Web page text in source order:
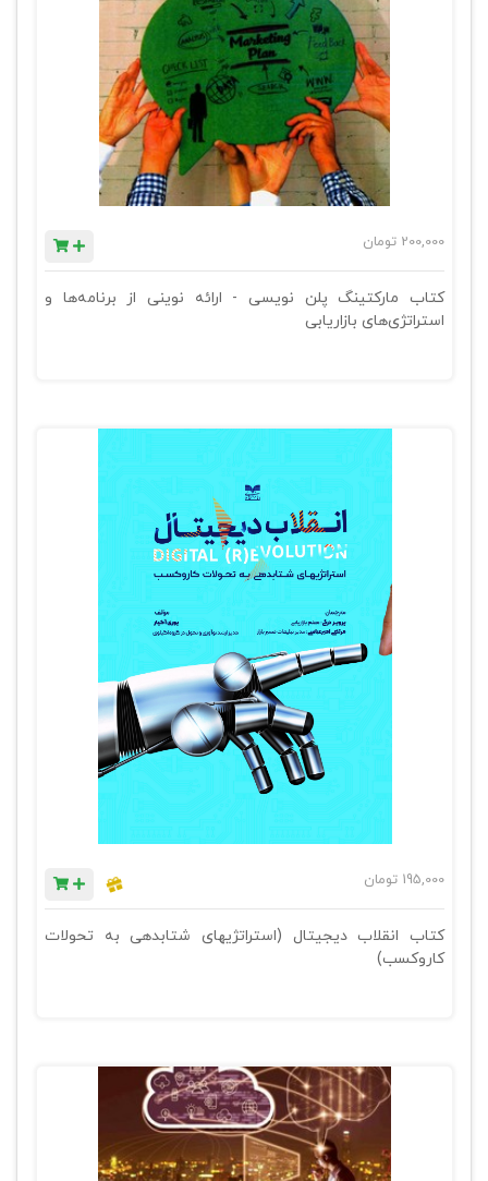
200,000 تومان
کتاب مارکتینگ پلن نویسی - ارائه نوینی از برنامه‌ها و
استراتژی‌های بازاریابی
195,000 تومان
کتاب انقلاب دیجیتال (استراتژیهای شتابدهی به تحولات
کاروکسب)